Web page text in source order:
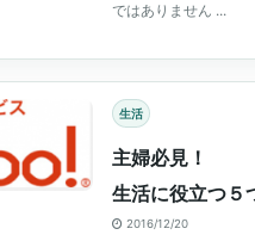
ではありません ...
生活
主婦必見！
生活に役立つ５
2016/12/20